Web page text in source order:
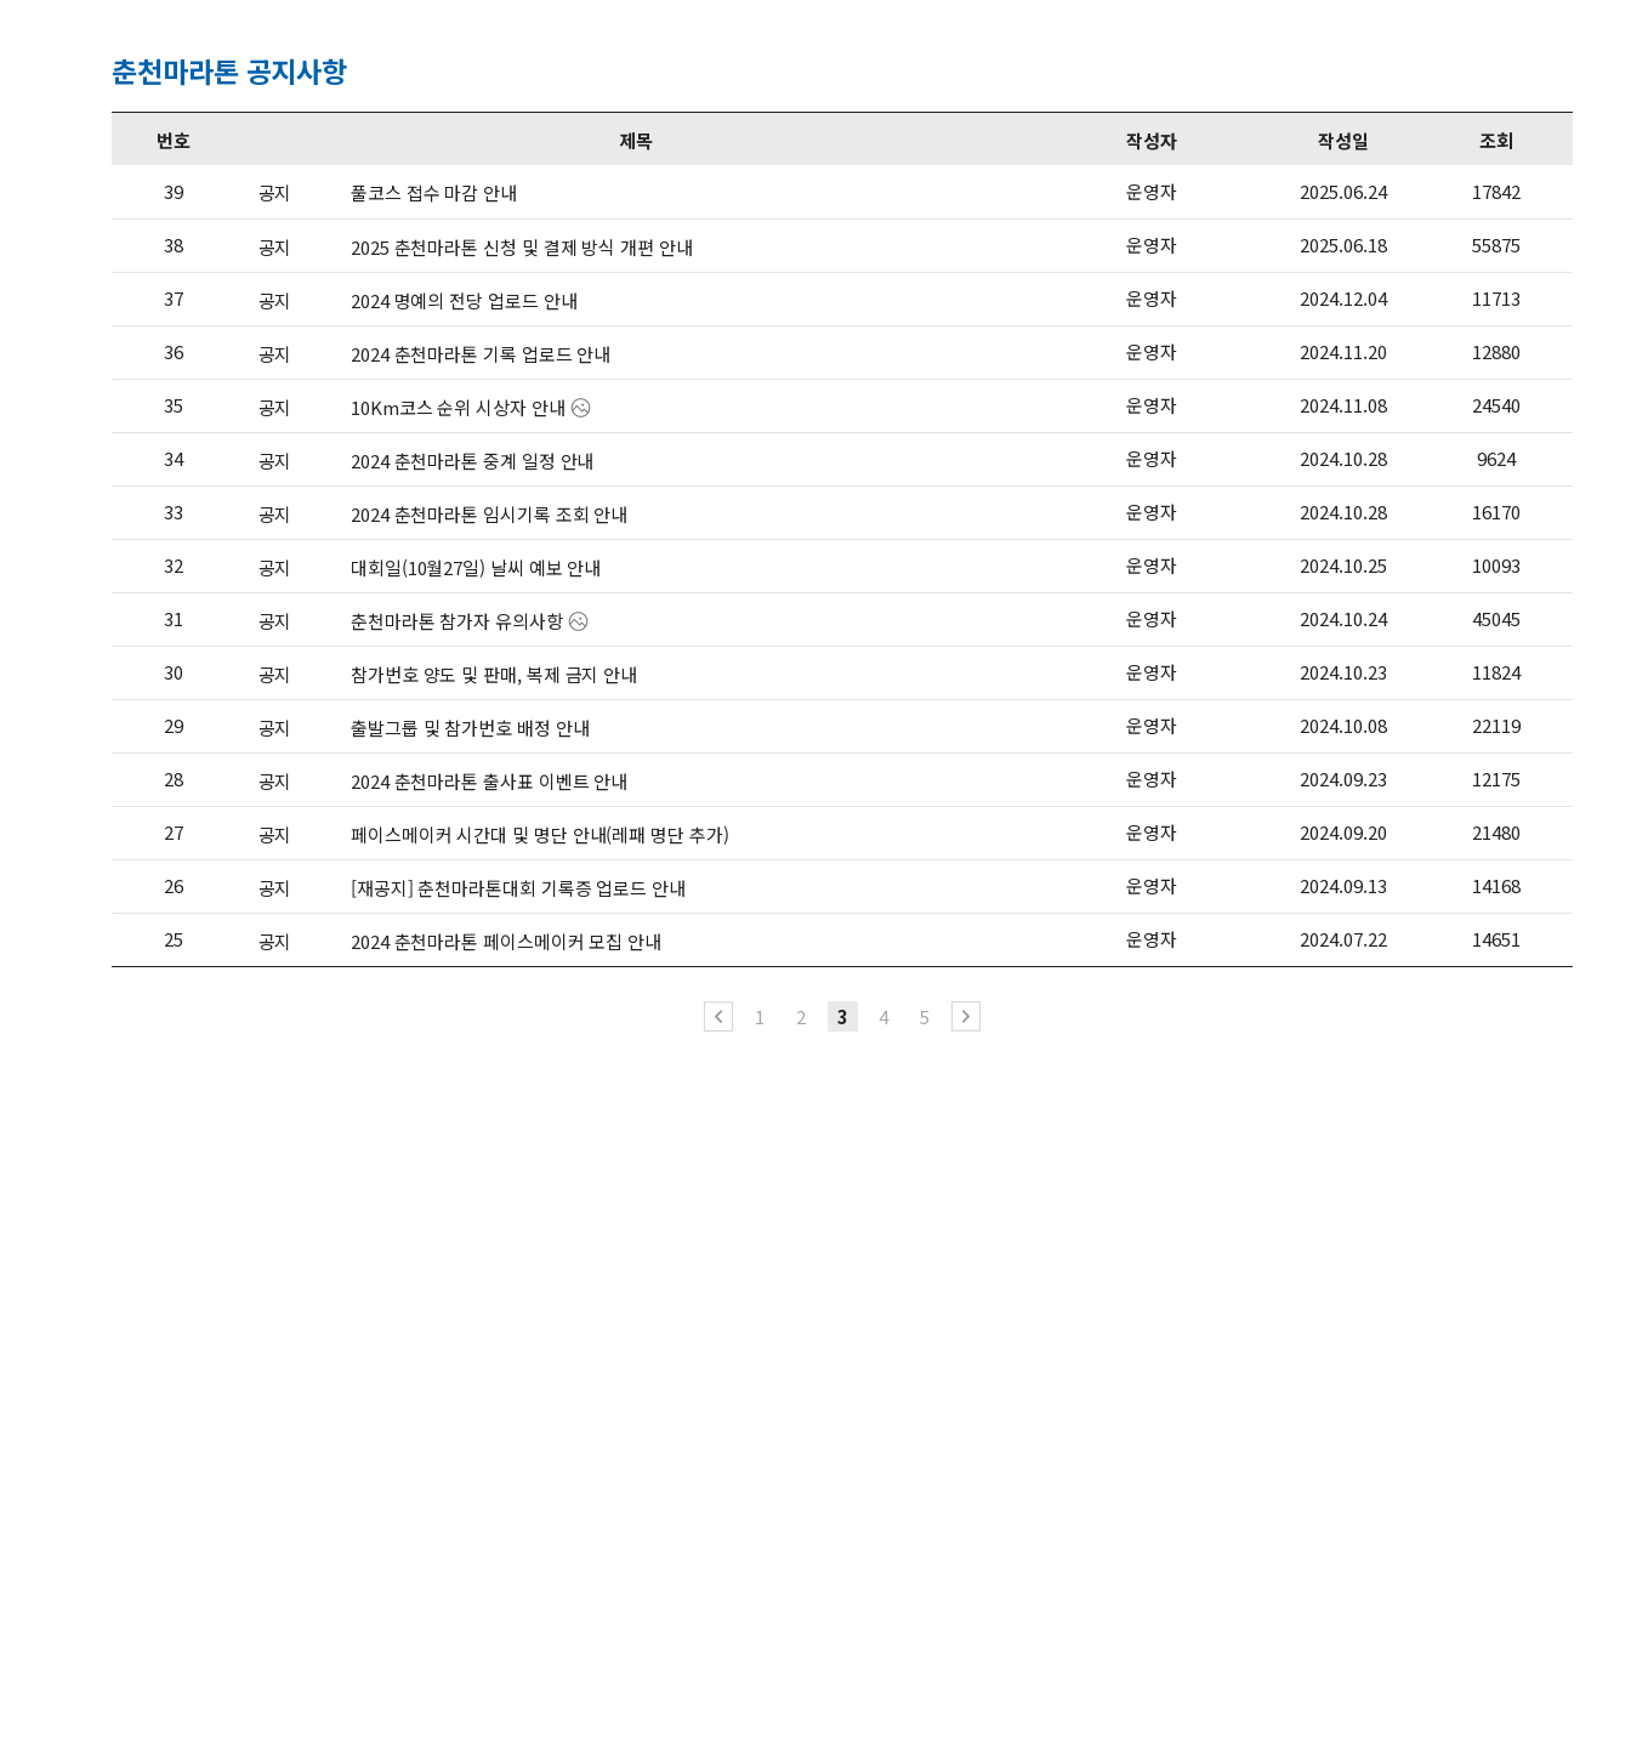
춘천마라톤 공지사항
번호 제목 작성자 작성일
조회
39
공지 풀코스 접수 마감 안내 운영자 2025.06.24 17842
38 공지 2025 춘천마라톤 신청 및 결제 방식 개편 안내 운영자 2025.06.18 55875
37 공지 2024 명예의 전당 업로드 안내 운영자 2024.12.04 11713
36 공지 2024 춘천마라톤 기록 업로드 안내 운영자 2024.11.20 12880
35 공지 10Km코스 순위 시상자 안내 운영자 2024.11.08 24540
34 공지 2024 춘천마라톤 중계 일정 안내 운영자 2024.10.28 9624
33 공지 2024 춘천마라톤 임시기록 조회 안내 운영자 2024.10.28 16170
32 공지 대회일(10월27일) 날씨 예보 안내 운영자 2024.10.25 10093
31 공지 춘천마라톤 참가자 유의사항 운영자 2024.10.24 45045
30 공지 참가번호 양도 및 판매, 복제 금지 안내 운영자 2024.10.23 11824
29 공지 출발그룹 및 참가번호 배정 안내 운영자 2024.10.08 22119
28 공지 2024 춘천마라톤 출사표 이벤트 안내 운영자 2024.09.23 12175
27 공지 페이스메이커 시간대 및 명단 안내(레패 명단 추가) 운영자 2024.09.20 21480
26 공지 [재공지] 춘천마라톤대회 기록증 업로드 안내 운영자 2024.09.13 14168
25 공지 2024 춘천마라톤 페이스메이커 모집 안내 운영자 2024.07.22 14651
1 2 3 4 5